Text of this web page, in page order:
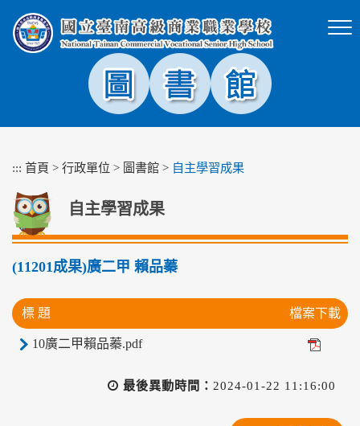
塊
::: 首頁 > 行政單位 > 圖書館 > 自主學習成果
自主學習成果
(11201成果)廣二甲 賴品蓁
標 題 檔案下載
10廣二甲賴品蓁.pdf
最後異動時間： 2024-01-22 11:16:00